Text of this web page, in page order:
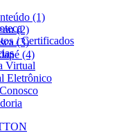
(1)
(2)
(3)
(4)
/ Certificados
Virtual
Eletrônico